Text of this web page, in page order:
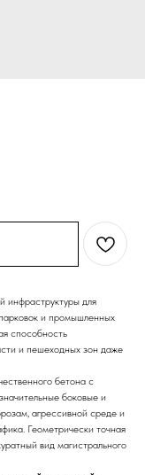
для
и промышленных
способность
и пешеходных зон даже
бетона с
боковые и
агрессивной среде и
Геометрически точная
вид магистрального